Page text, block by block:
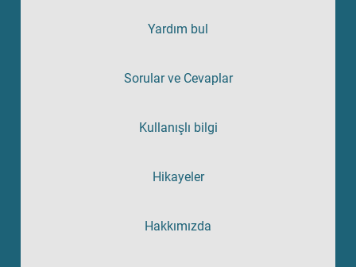
Yardım bul
Sorular ve Cevaplar
Kullanışlı bilgi
Hikayeler
Hakkımızda